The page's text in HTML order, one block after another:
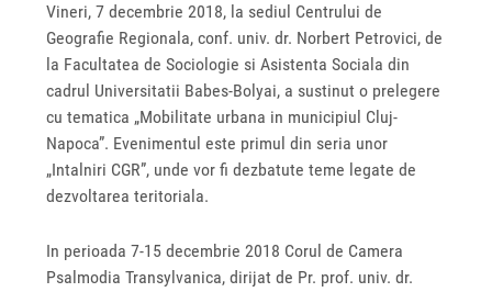
Vineri, 7 decembrie 2018, la sediul Centrului de
Geografie Regionala, conf. univ. dr. Norbert Petrovici, de
la Facultatea de Sociologie si Asistenta Sociala din
cadrul Universitatii Babes-Bolyai, a sustinut o prelegere
cu tematica „Mobilitate urbana in municipiul Cluj-
Napoca”. Evenimentul este primul din seria unor
„Intalniri CGR”, unde vor fi dezbatute teme legate de
dezvoltarea teritoriala.
In perioada 7-15 decembrie 2018 Corul de Camera
Psalmodia Transylvanica, dirijat de Pr. prof. univ. dr.